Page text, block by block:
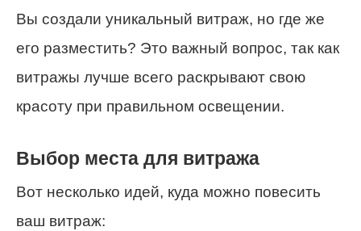
Вы создали уникальный витраж, но где же
его разместить? Это важный вопрос, так как
витражы лучше всего раскрывают свою
красоту при правильном освещении.
Выбор места для витража
Вот несколько идей, куда можно повесить
ваш витраж: